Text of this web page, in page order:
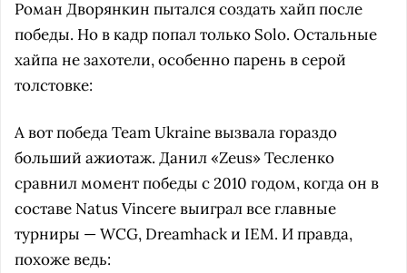
Роман Дворянкин пытался создать хайп после
победы. Но в кадр попал только Solo. Остальные
хайпа не захотели, особенно парень в серой
толстовке:
А вот победа Team Ukraine вызвала гораздо
больший ажиотаж. Данил «Zeus» Тесленко
сравнил момент победы с 2010 годом, когда он в
составе Natus Vincere выиграл все главные
турниры — WCG, Dreamhack и IEM. И правда,
похоже ведь: